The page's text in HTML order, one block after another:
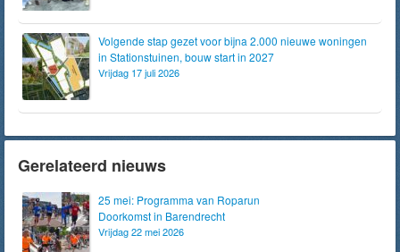
Volgende stap gezet voor bijna 2.000 nieuwe woningen
in Stationstuinen, bouw start in 2027
Vrijdag 17 juli 2026
Gerelateerd nieuws
25 mei: Programma van Roparun
Doorkomst in Barendrecht
Vrijdag 22 mei 2026